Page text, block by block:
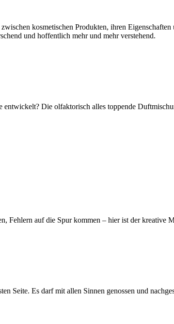
kosmetischen Produkten, ihren
und hoffentlich mehr und mehr verstehend.
Die olfaktorisch alles toppende
Fehlern auf die Spur kommen – hier ist der kreative
Seite. Es darf mit allen Sinnen genossen und